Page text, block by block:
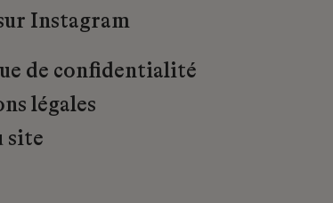
Instagram
de confidentialité
légales
site